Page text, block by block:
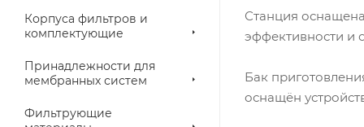
Корпуса фильтров и
комплектующие
Принадлежности для
мембранных систем
Фильтрующие
Станция
эффективности и
Бак
оснащён